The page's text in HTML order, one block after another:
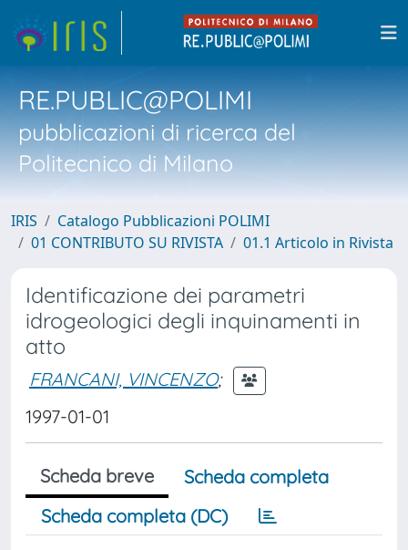
RE.PUBLIC@POLIMI
pubblicazioni di ricerca del
Politecnico di Milano
IRIS
Catalogo Pubblicazioni POLIMI
01 CONTRIBUTO SU RIVISTA
01.1 Articolo in Rivista
Identificazione dei parametri
idrogeologici degli inquinamenti in
atto
FRANCANI, VINCENZO;
1997-01-01
Scheda breve
Scheda completa
Scheda completa (DC)